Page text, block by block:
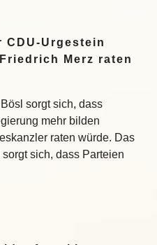
CDU-Urgestein
Merz raten
sorgt sich, dass
mehr bilden
raten würde. Das
sich, dass Parteien